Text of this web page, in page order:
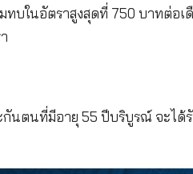
ของเหล่ามนุษย์เงินเดือน
อุบัติเหตุ / ทุพพลภาพ / คล
/ ชราภาพ จำนวน 3 % ห